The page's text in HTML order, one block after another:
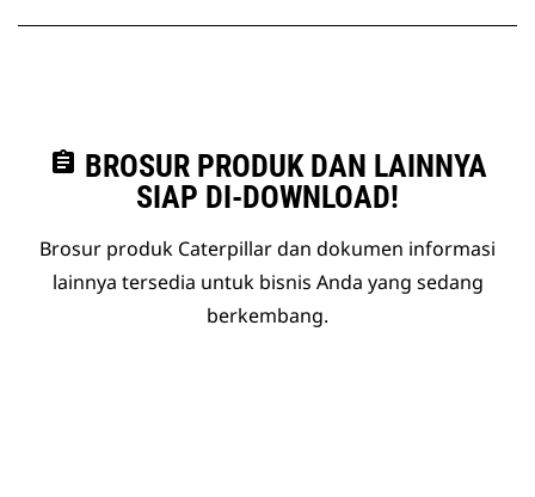
assignment BROSUR PRODUK DAN LAINNYA
SIAP DI-DOWNLOAD!
Brosur produk Caterpillar dan dokumen informasi
lainnya tersedia untuk bisnis Anda yang sedang
berkembang.